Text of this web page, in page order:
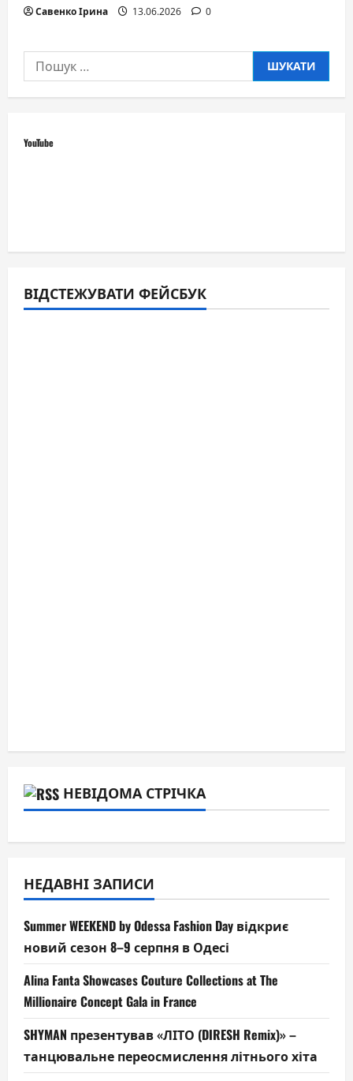
Савенко Ірина 13.06.2026 0
Пошук:
YouTube
ВІДСТЕЖУВАТИ ФЕЙСБУК
НЕВІДОМА СТРІЧКА
НЕДАВНІ ЗАПИСИ
Summer WEEKEND by Odessa Fashion Day відкриє
новий сезон 8–9 серпня в Одесі
Alina Fanta Showcases Couture Collections at The
Millionaire Concept Gala in France
SHYMAN презентував «ЛІТО (DIRESH Remix)» –
танцювальне переосмислення літнього хіта